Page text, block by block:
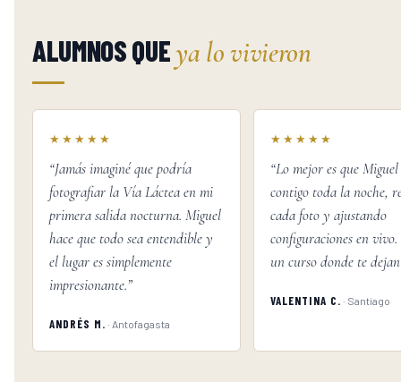
ALUMNOS QUEya lo vivieron
★★★★★
“Jamás imaginé que podría
fotografiar la Vía Láctea en mi
primera salida nocturna. Miguel
hace que todo sea entendible y
el lugar es simplemente
impresionante.”
ANDRÉS M. · Antofagasta
★★★★★
“Lo mejor es que
contigo toda la noche,
cada foto y ajustando
configuraciones en vivo.
un curso donde te
VALENTINA C. · Santiago